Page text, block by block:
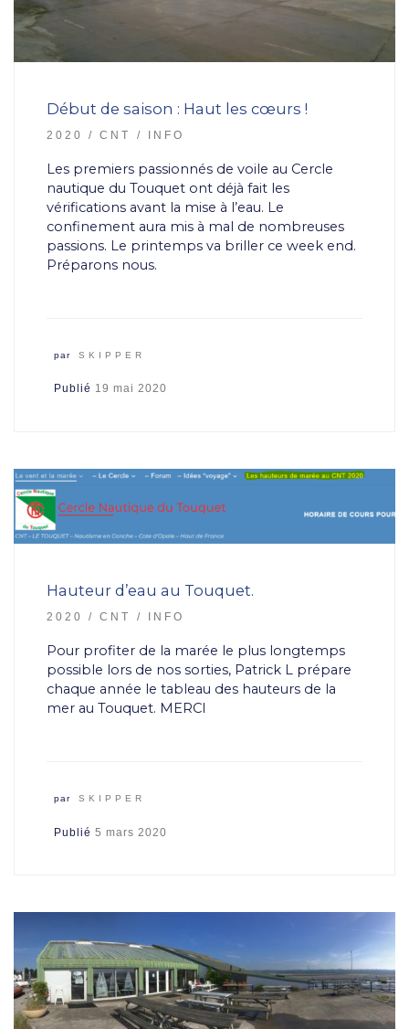
Début de saison : Haut les cœurs !
2020 CNT INFO
Les premiers passionnés de voile au Cercle
nautique du Touquet ont déjà fait les
vérifications avant la mise à l’eau. Le
confinement aura mis à mal de nombreuses
passions. Le printemps va briller ce week end.
Préparons nous.
par SKIPPER
Publié 19 mai 2020
Hauteur d’eau au Touquet.
2020 CNT INFO
Pour profiter de la marée le plus longtemps
possible lors de nos sorties, Patrick L prépare
chaque année le tableau des hauteurs de la
mer au Touquet. MERCI
par SKIPPER
Publié5 mars 2020